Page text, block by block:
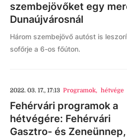
szembejövőket egy
Dunaújvárosnál
Három szembejövő autóst is
sofőrje a 6-os főúton.
2022. 03. 17., 17:13 Programok, hétvége
Fehérvári programok a
hétvégére: Fehérvári
Gasztro- és Zeneünnep,